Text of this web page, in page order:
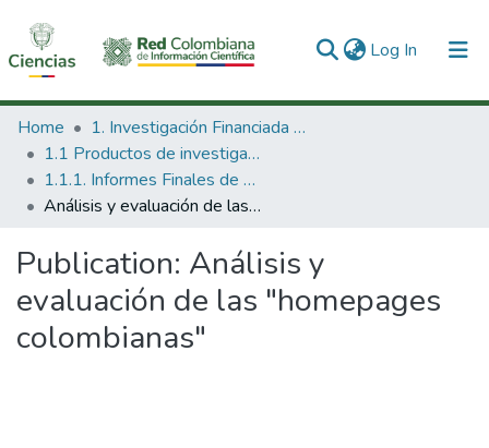
Log In (current)
Communities & Collections
All of DSpace
Statistics
Home
1. Investigación Financiada con Recursos Públicos
1.1 Productos de investigación
1.1.1. Informes Finales de Proyectos de Investigación
Análisis y evaluación de las "homepages colombianas"
Publication: Análisis y
evaluación de las "homepages
colombianas"